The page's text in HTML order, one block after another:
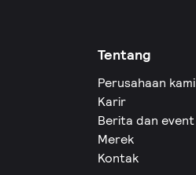
Tentang
Perusahaan kami
Karir
Berita dan event
Merek
Kontak